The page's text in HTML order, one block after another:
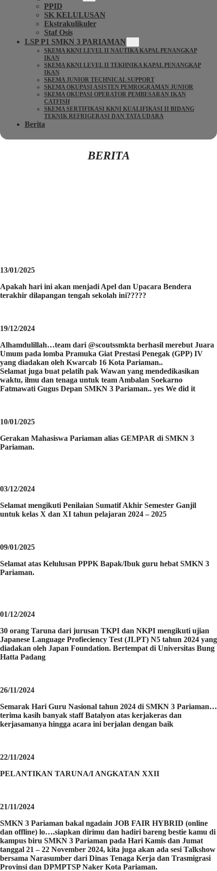
PPID
SK KELULUSAN
Ekstrakulikuler
Staf Osis
LSP P1 SMKN 3 PARIAMAN
SKEMA KKNI LEVEL II NAUTIKA KAPAL PENANGKAP
IKAN
SKEMA KKNI LEVEL II TEKHNIKA KAPAL PENANGKAP
IKAN
SKEMA JUNIOR TECHNICAL SUPPORT
SKEMA OKUPASI ASISTEN PEMROGRAMAN JUNIOR
SKEMA OKUPASI OPERATOR PEMBESARAN IKAN
CATFISH
SKEMA SERTIFIKASI KKNI KUALIFIKASI II BIDANG
TEKNIK REFRIGERASI DAN TATA UDARA
Berita
BERITA
13/01/2025
Apakah hari ini akan menjadi Apel dan Upacara Bendera
terakhir dilapangan tengah sekolah ini?????
19/12/2024
Alhamdulillah…team dari @scoutssmkta berhasil merebut Juara
Umum pada lomba Pramuka Giat Prestasi Penegak (GPP) IV
yang diadakan oleh Kwarcab 16 Kota Pariaman..
Selamat juga buat pelatih pak Wawan yang mendedikasikan
waktu, ilmu dan tenaga untuk team Ambalan Soekarno
Fatmawati Gugus Depan SMKN 3 Pariaman.. yes We did it
10/01/2025
Gerakan Mahasiswa Pariaman alias GEMPAR di SMKN 3
Pariaman.
03/12/2024
Selamat mengikuti Penilaian Sumatif Akhir Semester Ganjil
untuk kelas X dan XI tahun pelajaran 2024 – 2025
09/01/2025
Selamat atas Kelulusan PPPK Bapak/Ibuk guru hebat SMKN 3
Pariaman.
01/12/2024
30 orang Taruna dari jurusan TKPI dan NKPI mengikuti ujian
Japanese Language Profieciency Test (JLPT) N5 tahun 2024 yang
diadakan oleh Japan Foundation. Bertempat di Universitas Bung
Hatta Padang
26/11/2024
Semarak Hari Guru Nasional tahun 2024 di SMKN 3 Pariaman…
terima kasih banyak staff Batalyon atas kerjakeras dan
kerjasamanya hingga acara ini berjalan dengan baik
22/11/2024
PELANTIKAN TARUNA/I ANGKATAN XXII
21/11/2024
SMKN 3 Pariaman bakal ngadain JOB FAIR HYBRID (online
dan offline) lo….siapkan dirimu dan hadiri bareng bestie kamu di
kampus biru SMKN 3 Pariaman pada Hari Kamis dan Jumat
tanggal 21 – 22 November 2024, kita juga akan ada sesi Talkshow
bersama Narasumber dari Dinas Tenaga Kerja dan Trasmigrasi
Provinsi dan DPMPTSP Naker Kota Pariaman.